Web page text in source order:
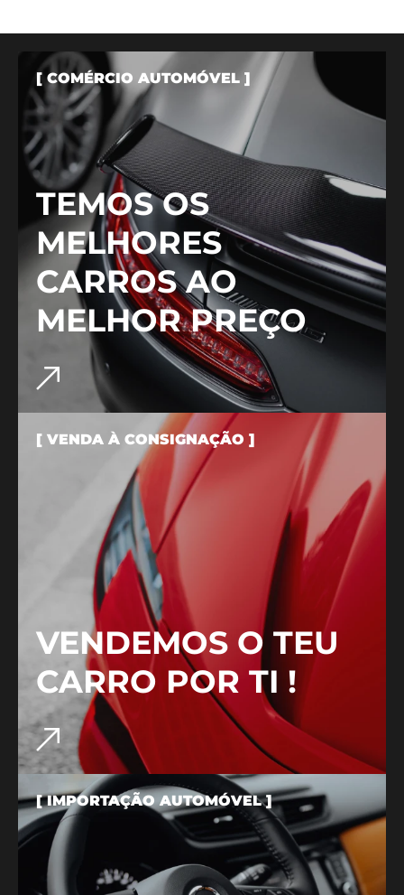
[ COMÉRCIO AUTOMÓVEL ]
TEMOS OS
MELHORES
CARROS AO
MELHOR PREÇO
[ VENDA À CONSIGNAÇÃO ]
VENDEMOS O TEU
CARRO POR TI !
[ IMPORTAÇÃO AUTOMÓVEL ]